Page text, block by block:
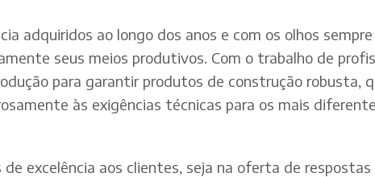
adquiridos ao longo dos anos e com os olhos
seus meios produtivos. Com o trabalho de
para garantir produtos de construção robusta,
às exigências técnicas para os mais
excelência aos clientes, seja na oferta de